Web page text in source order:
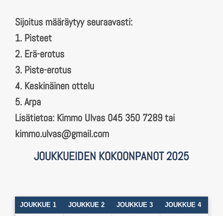
Sijoitus määräytyy seuraavasti:
1. Pisteet
2. Erä-erotus
3. Piste-erotus
4. Keskinäinen ottelu
5. Arpa
Lisätietoa: Kimmo Ulvas 045 350 7289 tai
kimmo.ulvas@gmail.com
JOUKKUEIDEN KOKOONPANOT 2025
JOUKKUE 1 JOUKKUE 2 JOUKKUE 3 JOUKKUE 4